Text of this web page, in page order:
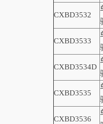
CXBD3532
CXBD3533
CXBD3534D
CXBD3535
CXBD3536